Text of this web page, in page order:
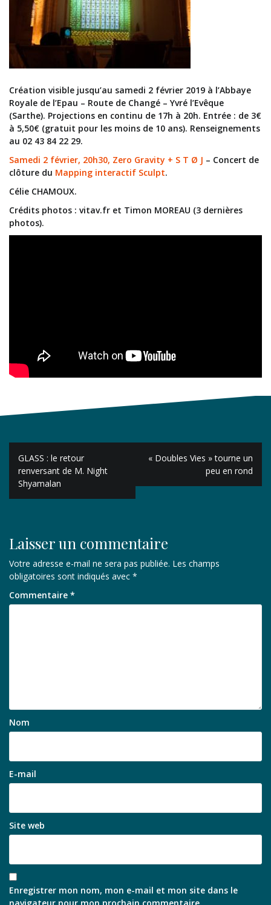
Création visible jusqu’au samedi 2 février 2019 à l’Abbaye
Royale de l’Epau – Route de Changé – Yvré l’Evêque
(Sarthe). Projections en continu de 17h à 20h. Entrée : de 3€
à 5,50€ (gratuit pour les moins de 10 ans). Renseignements
au 02 43 84 22 29.
Samedi 2 février, 20h30, Zero Gravity + S T Ø J – Concert de
clôture du Mapping interactif Sculpt.
Célie CHAMOUX.
Crédits photos : vitav.fr et Timon MOREAU (3 dernières
photos).
Navigation
de
l’article
GLASS : le retour
renversant de M. Night
Shyamalan
« Doubles Vies » tourne un
peu en rond
Laisser un commentaire
Votre adresse e-mail ne sera pas publiée. Les champs
obligatoires sont indiqués avec *
Commentaire *
Nom
E-mail
Site web
Enregistrer mon nom, mon e-mail et mon site dans le